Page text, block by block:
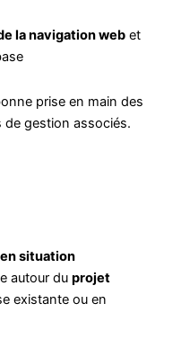
la navigation web et
prise en main des
de gestion associés.
situation
autour duprojet
existante ou en